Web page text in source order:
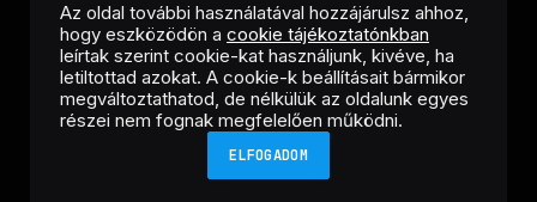
FacebookLinkedInX
(Twitter)
RSS
Az oldal további használatával hozzájárulsz ahhoz,
hogy eszközödön a cookie tájékoztatónkban
leírtak szerint cookie-kat használjunk, kivéve, ha
letiltottad azokat. A cookie-k beállításait bármikor
megváltoztathatod, de nélkülük az oldalunk egyes
részei nem fognak megfelelően működni.
ELFOGADOM